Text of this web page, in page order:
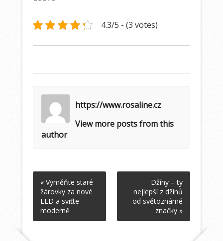
4.3/5 - (3 votes)
https://www.rosaline.cz
View more posts from this
author
« Vyměňte staré
žárovky za nové
LED a sviťte
moderně
Džíny – ty
nejlepší z džínů
od světoznámé
značky »